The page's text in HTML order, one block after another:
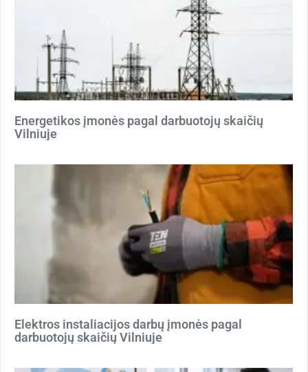
Energetikos įmonės pagal darbuotojų skaičių
Vilniuje
Elektros instaliacijos darbų įmonės pagal
darbuotojų skaičių Vilniuje